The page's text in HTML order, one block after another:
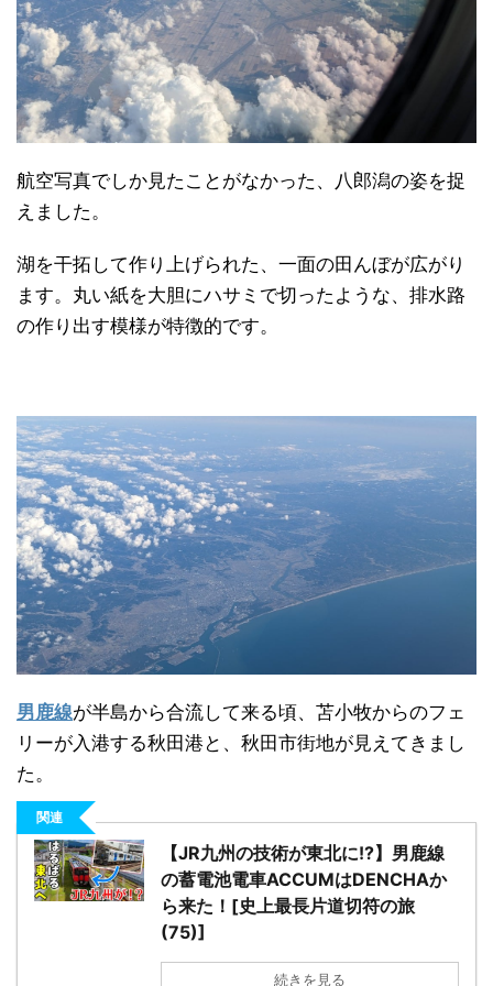
航空写真でしか見たことがなかった、八郎潟の姿を捉
えました。
湖を干拓して作り上げられた、一面の田んぼが広がり
ます。丸い紙を大胆にハサミで切ったような、排水路
の作り出す模様が特徴的です。
男鹿線が半島から合流して来る頃、苫小牧からのフェ
リーが入港する秋田港と、秋田市街地が見えてきまし
た。
関連
【JR九州の技術が東北に!?】男鹿線
の蓄電池電車ACCUMはDENCHAか
ら来た！[史上最長片道切符の旅
(75)]
続きを見る